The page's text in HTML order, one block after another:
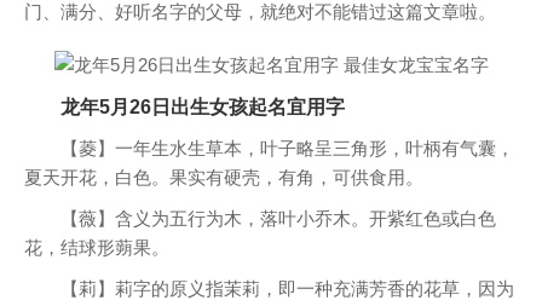
门、满分、好听名字的父母，就绝对不能错过这篇文章啦。
龙年5月26日出生女孩起名宜用字
【菱】一年生水生草本，叶子略呈三角形，叶柄有气囊，
夏天开花，白色。果实有硬壳，有角，可供食用。
【薇】含义为五行为木，落叶小乔木。开紫红色或白色
花，结球形蒴果。
【莉】莉字的原义指茉莉，即一种充满芳香的花草，因为